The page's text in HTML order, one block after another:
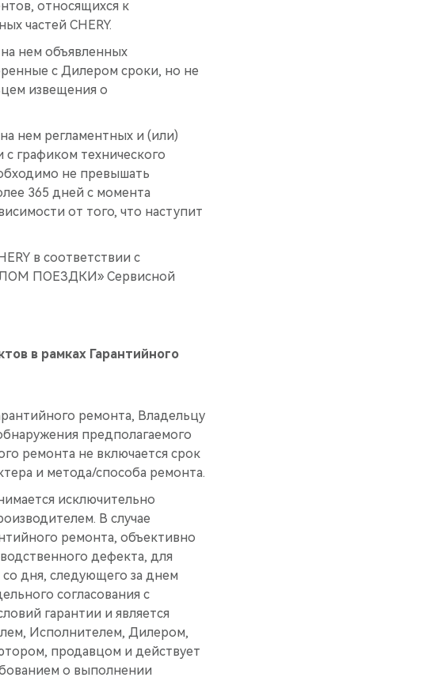
относящихся к
частей CHERY.
нем объявленных
с Дилером сроки, но не
извещения о
нем регламентных и (или)
графиком технического
не превышать
365 дней с момента
от того, что наступит
в соответствии с
ПОЕЗДКИ» Сервисной
в рамках Гарантийного
ремонта, Владельцу
предполагаемого
ремонта не включается срок
и метода/способа ремонта.
исключительно
В случае
ремонта, объективно
дефекта, для
дня, следующего за днем
согласования с
гарантии и является
Исполнителем, Дилером,
продавцом и действует
о выполнении